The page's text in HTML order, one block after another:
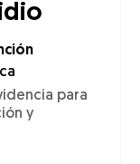
para
y